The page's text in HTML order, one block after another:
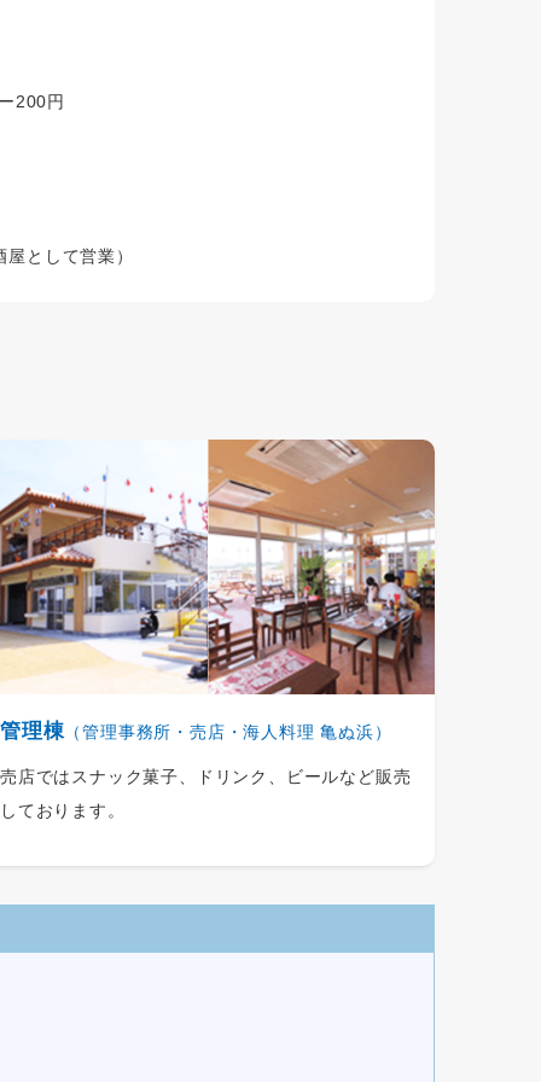
200円
として営業）
管理棟 （管理事務所・売店・海人料理 亀ぬ浜）
売店ではスナック菓子、ドリンク、ビールなど販売
しております。